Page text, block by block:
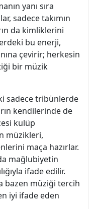
yanı sıra
sadece takımın
da kimliklerini
bu enerji,
çevirir; herkesin
bir müzik
sadece tribünlerde
kendilerinde de
kulüp
müzikleri,
maça hazırlar.
mağlubiyetin
ifade edilir.
bazen müziği tercih
iyi ifade eden